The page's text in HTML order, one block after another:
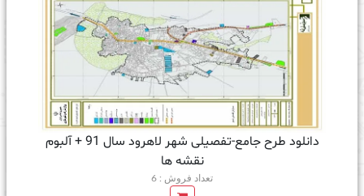
دانلود طرح جامع-تفصیلی شهر لاهرود سال 91 + آلبوم
نقشه ها
تعداد فروش : 6